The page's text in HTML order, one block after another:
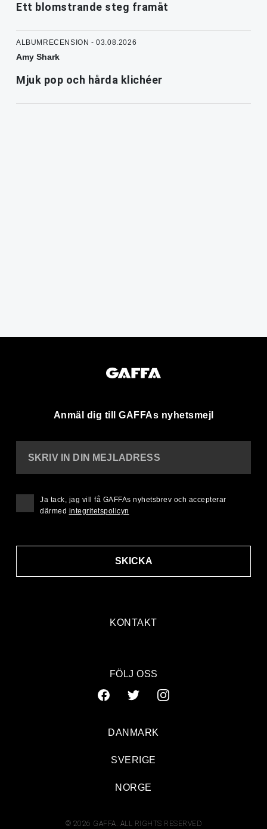
Ett blomstrande steg framåt
ALBUMRECENSION - 03.08.2026
Amy Shark
Mjuk pop och hårda klichéer
Anmäl dig till GAFFAs nyhetsmejl
KONTAKT
SKRIV IN DIN MEJLADRESS
SKICKA
Ja tack, jag vill få GAFFAs nyhetsbrev och accepterar
därmed integritetspolicyn
FÖLJ OSS
© 2026 GAFFA. ALL RIGHTS RESERVED
DANMARK
SVERIGE
NORGE